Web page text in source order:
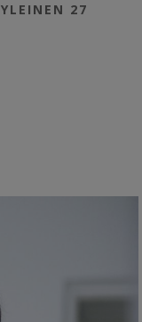
YLEINEN 27